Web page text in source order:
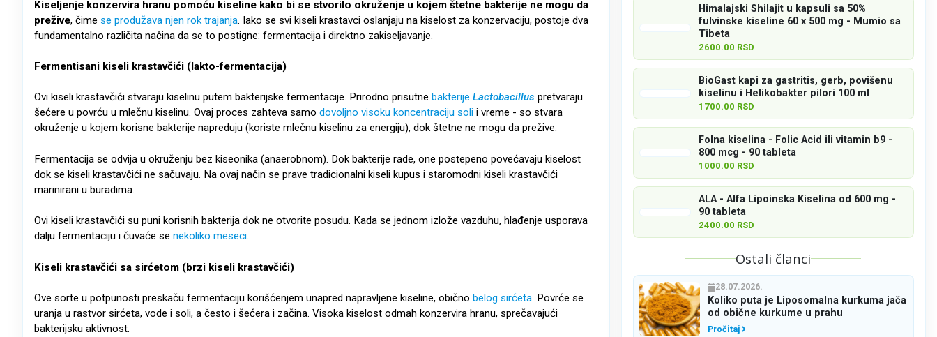
Kiseljenje konzervira hranu pomoću kiseline kako bi se stvorilo okruženje u kojem štetne bakterije ne mogu da
prežive, čime se produžava njen rok trajanja. Iako se svi kiseli krastavci oslanjaju na kiselost za konzervaciju, postoje dva
fundamentalno različita načina da se to postigne: fermentacija i direktno zakiseljavanje.
Fermentisani kiseli krastavčići (lakto-fermentacija)
Ovi kiseli krastavčići stvaraju kiselinu putem bakterijske fermentacije. Prirodno prisutne bakterije Lactobacillus pretvaraju
šećere u povrću u mlečnu kiselinu. Ovaj proces zahteva samo dovoljno visoku koncentraciju soli i vreme - so stvara
okruženje u kojem korisne bakterije napreduju (koriste mlečnu kiselinu za energiju), dok štetne ne mogu da prežive.
Fermentacija se odvija u okruženju bez kiseonika (anaerobnom). Dok bakterije rade, one postepeno povećavaju kiselost
dok se kiseli krastavčići ne sačuvaju. Na ovaj način se prave tradicionalni kiseli kupus i staromodni kiseli krastavčići
marinirani u buradima.
Ovi kiseli krastavčići su puni korisnih bakterija dok ne otvorite posudu. Kada se jednom izlože vazduhu, hlađenje usporava
dalju fermentaciju i čuvaće se nekoliko meseci.
Kiseli krastavčići sa sirćetom (brzi kiseli krastavčići)
Ove sorte u potpunosti preskaču fermentaciju korišćenjem unapred napravljene kiseline, obično belog sirćeta. Povrće se
uranja u rastvor sirćeta, vode i soli, a često i šećera i začina. Visoka kiselost odmah konzervira hranu, sprečavajući
bakterijsku aktivnost.
Himalajski Shilajit u kapsuli sa 50%
fulvinske kiseline 60 x 500 mg - Mumio sa
Tibeta
2600.00 RSD
BioGast kapi za gastritis, gerb, povišenu
kiselinu i Helikobakter pilori 100 ml
1700.00 RSD
Folna kiselina - Folic Acid ili vitamin b9 -
800 mcg - 90 tableta
1000.00 RSD
ALA - Alfa Lipoinska Kiselina od 600 mg -
90 tableta
2400.00 RSD
Ostali članci
28.07.2026.
Koliko puta je Liposomalna kurkuma jača
od obične kurkume u prahu
Pročitaj